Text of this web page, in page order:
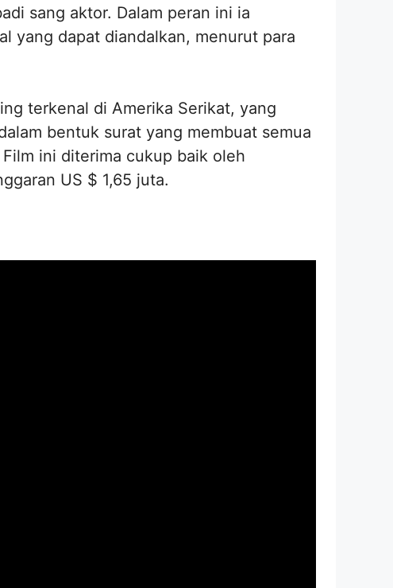
sang aktor. Dalam peran ini ia
yang dapat diandalkan, menurut para
terkenal di Amerika Serikat, yang
bentuk surat yang membuat semua
ini diterima cukup baik oleh
US $ 1,65 juta.